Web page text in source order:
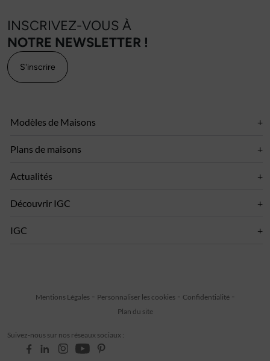
INSCRIVEZ-VOUS À
NOTRE NEWSLETTER !
S'inscrire
Modèles de Maisons
Plans de maisons
Actualités
Découvrir IGC
IGC
Suivez-nous sur nos réseaux sociaux :
Mentions Légales Personnaliser les cookies
Confidentialité
Plan du site